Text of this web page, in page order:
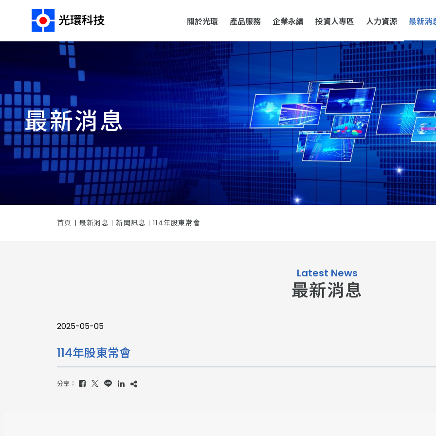
關於光環 產品服務 企業永續 投資人專區 人力資源 最新消
最新消息
首頁 最新消息 新聞訊息 114年股東常會
Latest News
最新消息
2025-05-05
114年股東常會
分享：